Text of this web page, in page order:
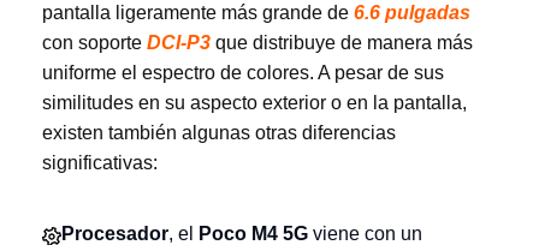
pantalla ligeramente más grande de 6.6 pulgadas
con soporte DCI-P3 que distribuye de manera más
uniforme el espectro de colores. A pesar de sus
similitudes en su aspecto exterior o en la pantalla,
existen también algunas otras diferencias
significativas:
Procesador, el Poco M4 5G viene con un